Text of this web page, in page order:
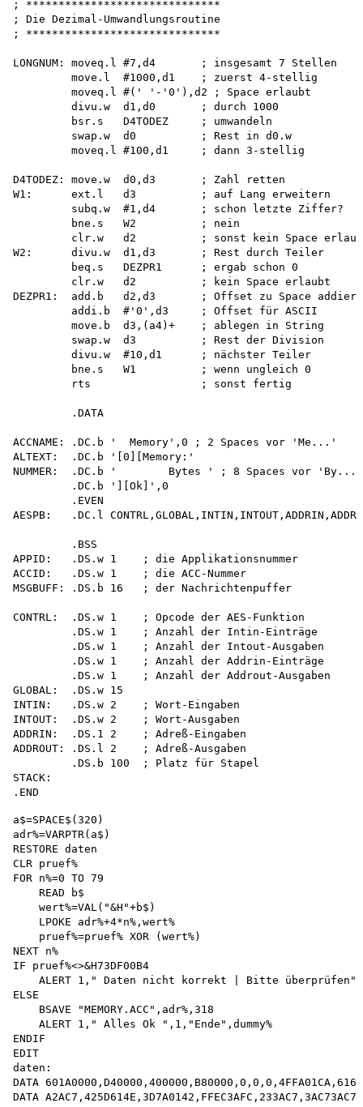
; ******************************
; Die Dezimal-Umwandlungsroutine
; ******************************
LONGNUM: moveq.l #7,d4       ; insgesamt 7 Stellen
         move.l  #1000,d1    ; zuerst 4-stellig
         moveq.l #(' '-'0'),d2 ; Space erlaubt
         divu.w  d1,d0       ; durch 1000
         bsr.s   D4TODEZ     ; umwandeln
         swap.w  d0          ; Rest in d0.w
         moveq.l #100,d1     ; dann 3-stellig
D4TODEZ: move.w  d0,d3       ; Zahl retten
W1:      ext.l   d3          ; auf Lang erweitern
         subq.w  #1,d4       ; schon letzte Ziffer?
         bne.s   W2          ; nein
clr.w   d2          ; sonst kein Space
W2:      divu.w  d1,d3       ; Rest durch Teiler
         beq.s   DEZPR1      ; ergab schon 0
         clr.w   d2          ; kein Space erlaubt
DEZPR1:  add.b   d2,d3       ; Offset zu Space
         addi.b  #'0',d3     ; Offset für ASCII
         move.b  d3,(a4)+    ; ablegen in String
         swap.w  d3          ; Rest der Division
         divu.w  #10,d1      ; nächster Teiler
         bne.s   W1          ; wenn ungleich 0
         rts                 ; sonst fertig
         .DATA
ACCNAME: .DC.b '  Memory',0 ; 2 Spaces vor 'Me...'
ALTEXT:  .DC.b '[0][Memory:'
NUMMER:  .DC.b '        Bytes ' ; 8 Spaces vor 'By...'
         .DC.b '][Ok]',0
         .EVEN
AESPB:   .DC.l
         .BSS
APPID:   .DS.w 1    ; die Applikationsnummer
ACCID:   .DS.w 1    ; die ACC-Nummer
MSGBUFF: .DS.b 16   ; der Nachrichtenpuffer
CONTRL:  .DS.w 1    ; Opcode der AES-Funktion
         .DS.w 1    ; Anzahl der Intin-Einträge
         .DS.w 1    ; Anzahl der Intout-Ausgaben
         .DS.w 1    ; Anzahl der Addrin-Einträge
         .DS.w 1    ; Anzahl der Addrout-Ausgaben
GLOBAL:  .DS.w 15
INTIN:   .DS.w 2    ; Wort-Eingaben
INTOUT:  .DS.w 2    ; Wort-Ausgaben
ADDRIN:  .DS.1 2    ; Adreß-Eingaben
ADDROUT: .DS.l 2    ; Adreß-Ausgaben
         .DS.b 100  ; Platz für Stapel
STACK:
a$=SPACE$(320)
adr%=VARPTR(a$)
RESTORE daten
CLR pruef%
FOR n%=0 TO 79
    READ b$
    wert%=VAL("&H"+b$)
    LPOKE adr%+4*n%,wert%
    pruef%=pruef% XOR (wert%)
NEXT n%
IF pruef%<>&H73DF00B4
ALERT 1," Daten nicht korrekt | Bitte
ELSE
    BSAVE "MEMORY.ACC",adr%,318
    ALERT 1," Alles Ok ",1,"Ende",dummy%
ENDIF
EDIT
daten:
DATA
DATA A2AC7,425D614E,3D7A0142,FFEC3AFC,233AC7,3AC73AC7